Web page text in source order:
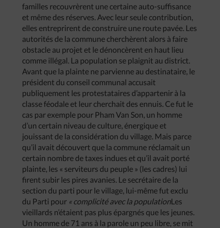
familles recouvrèrent une certaine auto-suffisance
et même des réserves. Avec leur seule contribution,
elles entreprirent de construire une route pavée. Les
autorités de la commune cherchèrent alors à faire
obstacle au projet et le dénoncèrent en haut lieu
comme illégal. La population se plaignit au district.
Avant que la plainte ne parvienne au destinataire, le
président du conseil communal accusait
publiquement les protestataires d’appartenir à la
classe féodale et leur cherchait des ennuis. Ce fut le
cas par exemple pour Pham Van Son, un homme
d’un certain niveau de culture, énergique et
jouissant de la considération du village. Mais parce
qu’il avait découvert que la commune réclamait un
certain nombre de taxes indues et qu’il avait porté
plainte, les « serviteurs du peuple » (les cadres) lui
firent subir les pires avanies. Le secrétaire de la
section du parti pour le village, lui-même fut exclu
du Parti pour «complicitéaveclapopulationLes
vieillards n’étaient pas plus épargnés que les jeunes.
Un homme de 71 ans à la parole un peu libre, se mit